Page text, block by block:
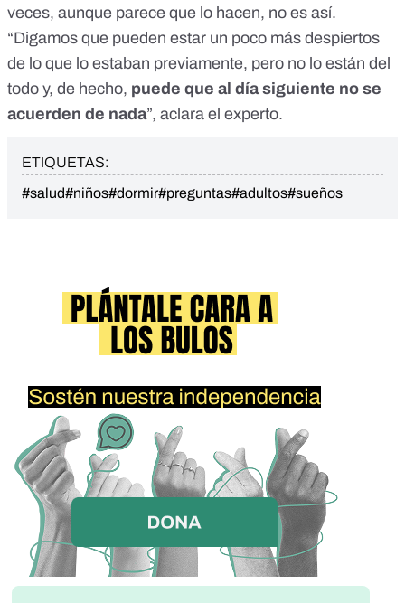
veces, aunque parece que lo hacen, no es así.
“Digamos que pueden estar un poco más despiertos
de lo que lo estaban previamente, pero no lo están del
todo y, de hecho, puede que al día siguiente no se
acuerden de nada”, aclara el experto.
ETIQUETAS:
#salud#niños#dormir#preguntas#adultos#sueños